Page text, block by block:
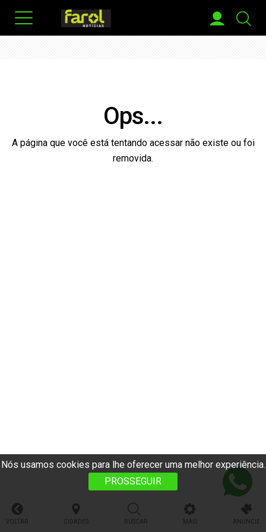
Nós usamos cookies para lhe oferecer uma melhor experiência.
PROSSEGUIR
Ops...
A página que você está tentando acessar não existe ou foi
removida.
VOLTAR CIDADES BUSCAR MAIS ANUNCIE